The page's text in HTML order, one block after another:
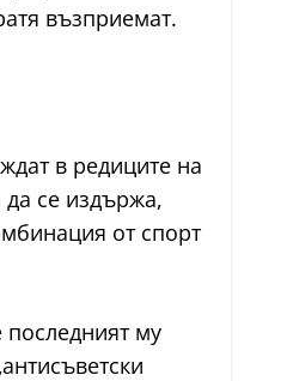
възприемат.
в редиците на
се издържа,
от спорт
му